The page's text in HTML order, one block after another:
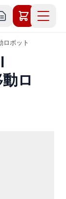
ロボット
ロ